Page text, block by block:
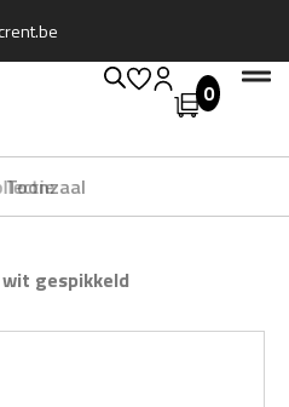
0
collectie
gespikkeld